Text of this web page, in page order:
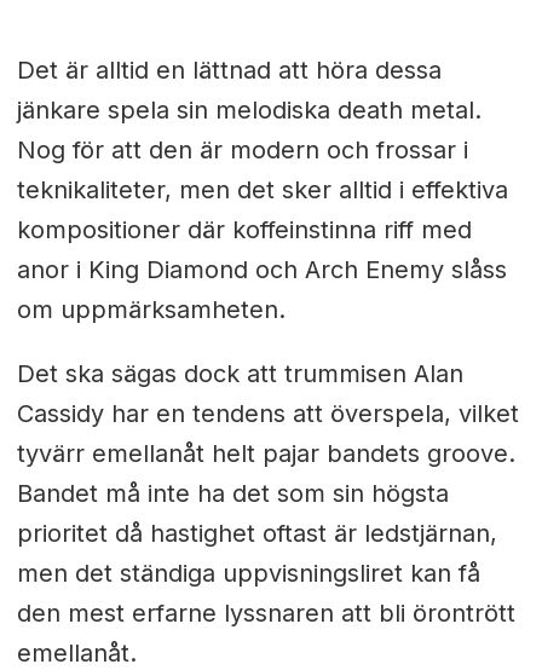
Det är alltid en lättnad att höra dessa
jänkare spela sin melodiska death metal.
Nog för att den är modern och frossar i
teknikaliteter, men det sker alltid i effektiva
kompositioner där koffeinstinna riff med
anor i King Diamond och Arch Enemy slåss
om uppmärksamheten.
Det ska sägas dock att trummisen Alan
Cassidy har en tendens att överspela, vilket
tyvärr emellanåt helt pajar bandets groove.
Bandet må inte ha det som sin högsta
prioritet då hastighet oftast är ledstjärnan,
men det ständiga uppvisningsliret kan få
den mest erfarne lyssnaren att bli örontrött
emellanåt.